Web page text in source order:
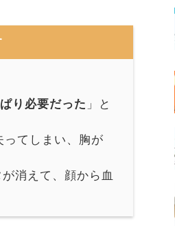
り必要だった 」と
ってしまい、胸が
が消えて、顔から血